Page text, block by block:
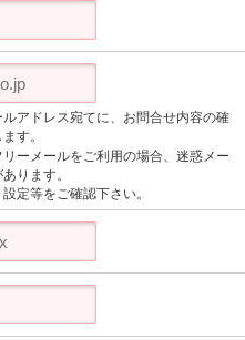
アドレス宛てに、お問合せ内容の確
す。
ーメールをご利用の場合、迷惑メー
ります。
定等をご確認下さい。